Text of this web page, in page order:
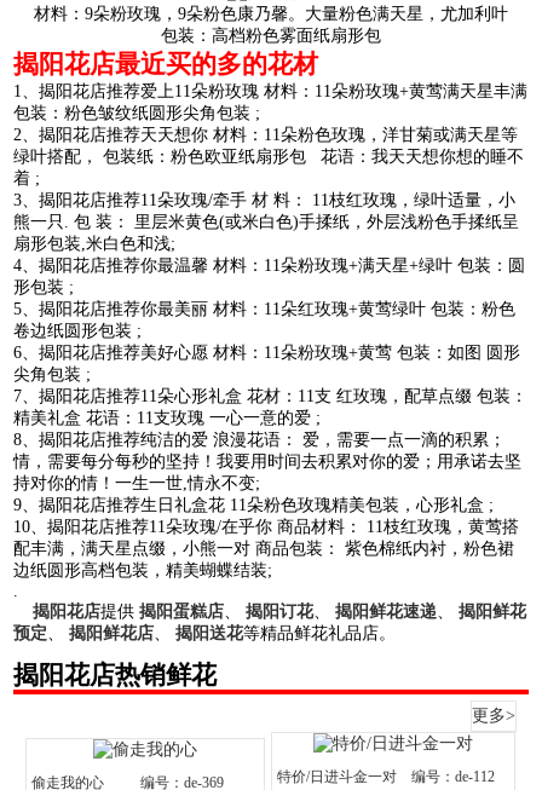
材料：9朵粉玫瑰，9朵粉色康乃馨。大量粉色满天星，尤加利叶
包装：高档粉色雾面纸扇形包
揭阳花店最近买的多的花材
1、揭阳花店推荐爱上11朵粉玫瑰 材料：11朵粉玫瑰+黄莺满天星丰满
包装：粉色皱纹纸圆形尖角包装 ;
2、揭阳花店推荐天天想你 材料：11朵粉色玫瑰，洋甘菊或满天星等
绿叶搭配， 包装纸：粉色欧亚纸扇形包 花语：我天天想你想的睡不
着 ;
3、揭阳花店推荐11朵玫瑰/牵手 材 料： 11枝红玫瑰，绿叶适量，小
熊一只. 包 装： 里层米黄色(或米白色)手揉纸，外层浅粉色手揉纸呈
扇形包装,米白色和浅;
4、揭阳花店推荐你最温馨 材料：11朵粉玫瑰+满天星+绿叶 包装：圆
形包装 ;
5、揭阳花店推荐你最美丽 材料：11朵红玫瑰+黄莺绿叶 包装：粉色
卷边纸圆形包装 ;
6、揭阳花店推荐美好心愿 材料：11朵粉玫瑰+黄莺 包装：如图 圆形
尖角包装 ;
7、揭阳花店推荐11朵心形礼盒 花材：11支 红玫瑰，配草点缀 包装：
精美礼盒 花语：11支玫瑰 一心一意的爱 ;
8、揭阳花店推荐纯洁的爱 浪漫花语： 爱，需要一点一滴的积累；
情，需要每分每秒的坚持！我要用时间去积累对你的爱；用承诺去坚
持对你的情！一生一世,情永不变;
9、揭阳花店推荐生日礼盒花 11朵粉色玫瑰精美包装，心形礼盒 ;
10、揭阳花店推荐11朵玫瑰/在乎你 商品材料： 11枝红玫瑰，黄莺搭
配丰满，满天星点缀，小熊一对 商品包装： 紫色棉纸内衬，粉色裙
边纸圆形高档包装，精美蝴蝶结装;
.
揭阳花店提供揭阳蛋糕店、揭阳订花、揭阳鲜花速递、揭阳鲜花
预定、揭阳鲜花店、揭阳送花等精品鲜花礼品店。
揭阳花店热销鲜花
更多>
偷走我的心 编号：de-369 特价/日进斗金一对 编号：de-112